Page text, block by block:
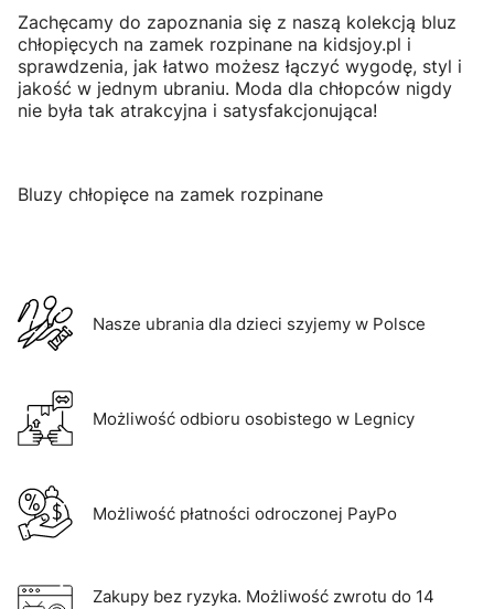
Zachęcamy do zapoznania się z naszą kolekcją bluz
chłopięcych na zamek rozpinane na kidsjoy.pl i
sprawdzenia, jak łatwo możesz łączyć wygodę, styl i
jakość w jednym ubraniu. Moda dla chłopców nigdy
nie była tak atrakcyjna i satysfakcjonująca!
Bluzy chłopięce na zamek rozpinane
Nasze ubrania dla dzieci szyjemy w Polsce
Możliwość odbioru osobistego w Legnicy
Możliwość płatności odroczonej PayPo
Zakupy bez ryzyka. Możliwość zwrotu do 14